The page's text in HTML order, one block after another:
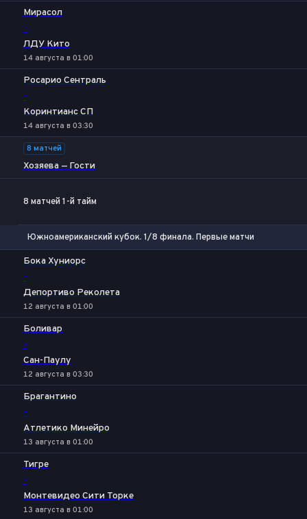
Мирасол
-
ЛДУ Кито
14 августа в 01:00
Росарио Сентраль
-
Коринтианс СП
14 августа в 03:30
8 матчей
Хозяева — Гости
8 матчей 1-й тайм
Южноамериканский кубок. 1/8 финала. Первые матчи
Бока Хуниорс
-
Депортиво Реколета
12 августа в 01:00
Боливар
-
Сан-Паулу
12 августа в 03:30
Брагантино
-
Атлетико Минейро
13 августа в 01:00
Тигре
-
Монтевидео Сити Торке
13 августа в 01:00